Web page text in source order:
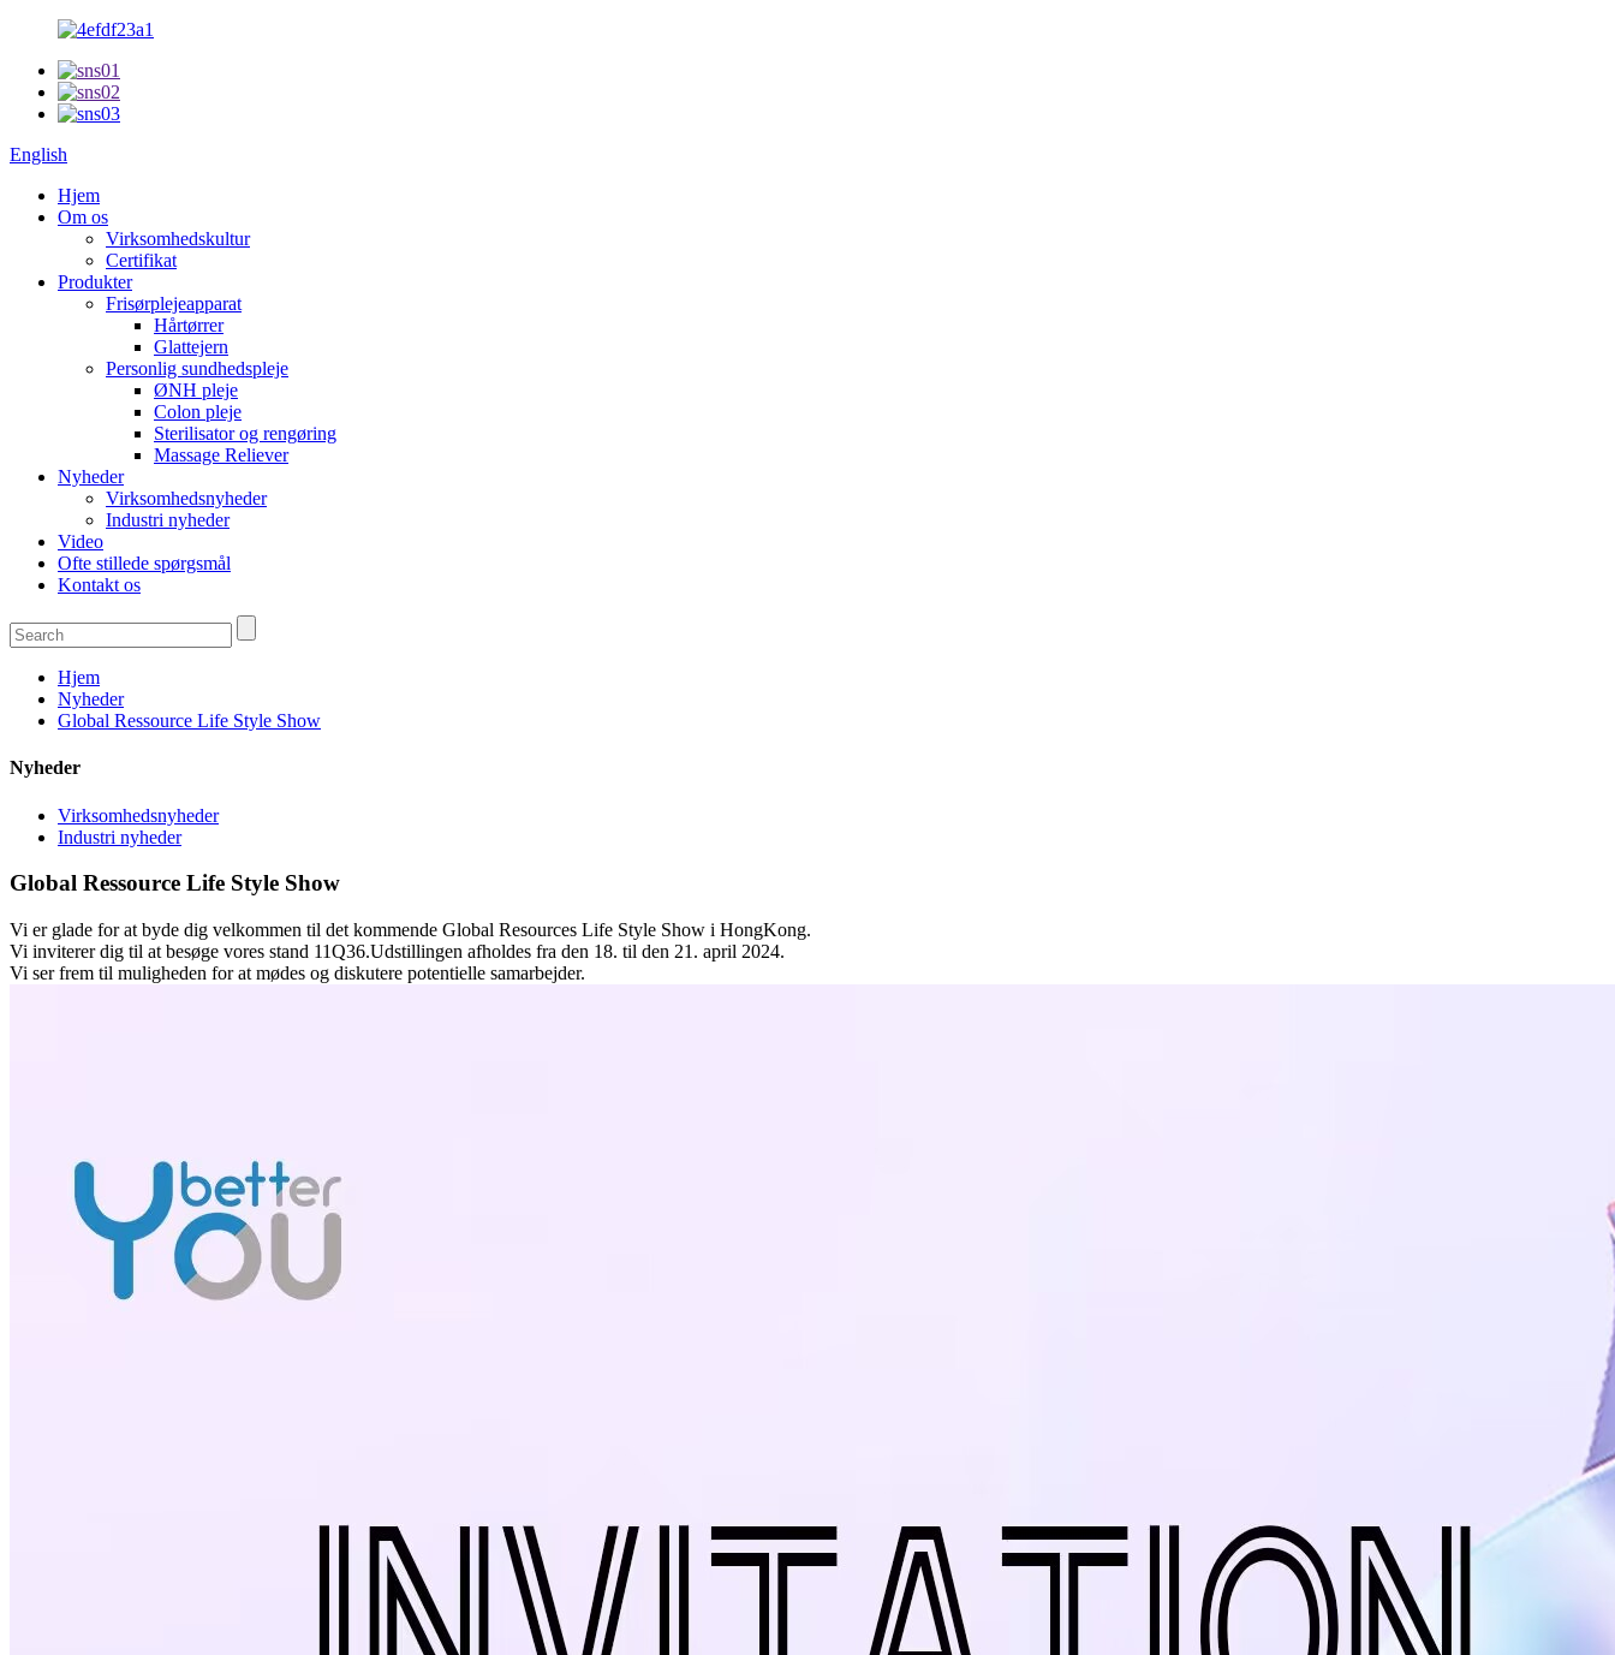
English
Hjem
Om os
Virksomhedskultur
Certifikat
Produkter
Frisørplejeapparat
Hårtørrer
Glattejern
Personlig sundhedspleje
ØNH pleje
Colon pleje
Sterilisator og rengøring
Massage Reliever
Nyheder
Virksomhedsnyheder
Industri nyheder
Video
Ofte stillede spørgsmål
Kontakt os
Hjem
Nyheder
Global Ressource Life Style Show
Nyheder
Virksomhedsnyheder
Industri nyheder
Global Ressource Life Style Show
Vi er glade for at byde dig velkommen til det kommende Global Resources Life Style Show i HongKong.
Vi inviterer dig til at besøge vores stand 11Q36.Udstillingen afholdes fra den 18. til den 21. april 2024.
Vi ser frem til muligheden for at mødes og diskutere potentielle samarbejder.